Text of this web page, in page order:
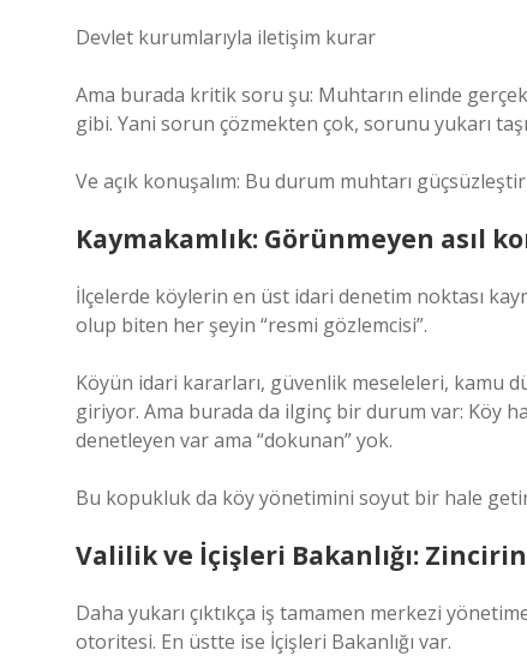
Devlet kurumlarıyla iletişim kurar
Ama burada kritik soru şu: Muhtarın elinde
gibi. Yani sorun çözmekten çok, sorunu yukarı
Ve açık konuşalım: Bu durum muhtarı
Kaymakamlık: Görünmeyen asıl
İlçelerde köylerin en üst idari denetim noktası
olup biten her şeyin “resmi gözlemcisi”.
Köyün idari kararları, güvenlik meseleleri, kamu
giriyor. Ama burada da ilginç bir durum var: Köy
denetleyen var ama “dokunan” yok.
Bu kopukluk da köy yönetimini soyut bir hale
Valilik ve İçişleri Bakanlığı:
Daha yukarı çıktıkça iş tamamen merkezi
otoritesi. En üstte ise İçişleri Bakanlığı var.